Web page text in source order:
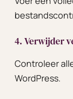
4. Verwijder
Controleer
WordPress.